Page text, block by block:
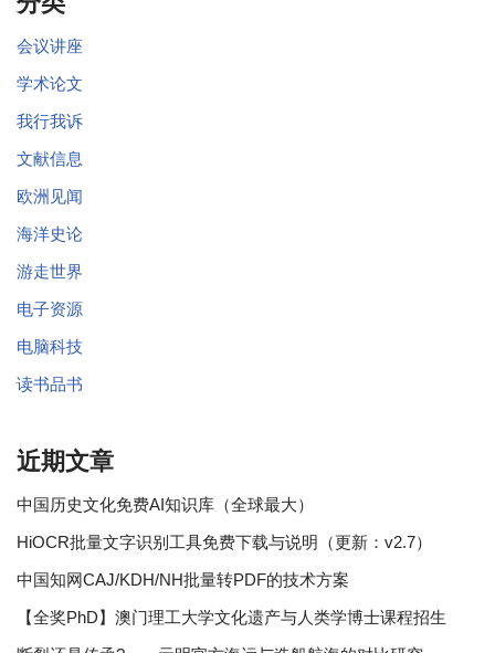
会议讲座
学术论文
我行我诉
文献信息
欧洲见闻
海洋史论
游走世界
电子资源
电脑科技
读书品书
近期文章
中国历史文化免费AI知识库（全球最大）
HiOCR批量文字识别工具免费下载与说明（更新：v2.7）
中国知网CAJ/KDH/NH批量转PDF的技术方案
【全奖PhD】澳门理工大学文化遗产与人类学博士课程招生